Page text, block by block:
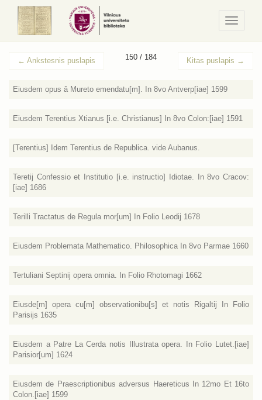
/
Meniu
← Ankstesnis puslapis 150 / 184 Kitas puslapis →
Eiusdem opus â Mureto emendatu[m]. In 8vo Antverp[iae] 1599
Eiusdem Terentius Xtianus [i.e. Christianus] In 8vo Colon:[iae] 1591
[Terentius] Idem Terentius de Republica. vide Aubanus.
Teretij Confessio et Institutio [i.e. instructio] Idiotae. In 8vo Cracov:
[iae] 1686
Terilli Tractatus de Regula mor[um] In Folio Leodij 1678
Eiusdem Problemata Mathematico. Philosophica In 8vo Parmae 1660
Tertuliani Septinij opera omnia. In Folio Rhotomagi 1662
Eiusde[m] opera cu[m] observationibu[s] et notis Rigaltij In Folio
Parisijs 1635
Eiusdem a Patre La Cerda notis Illustrata opera. In Folio Lutet.[iae]
Parisior[um] 1624
Eiusdem de Praescriptionibus adversus Haereticus In 12mo Et 16to
Colon.[iae] 1599